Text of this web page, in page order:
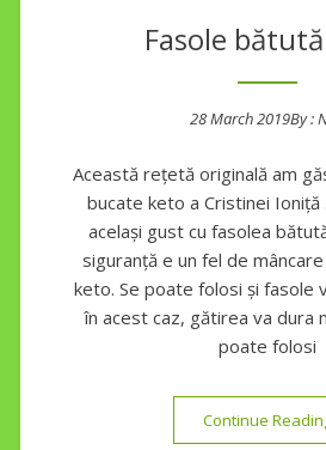
Fasole
28 March 2019By :
Această rețetă originală am
bucate keto a Cristinei
același gust cu fasolea
siguranță e un fel de
keto. Se poate folosi și fasole
în acest caz, gătirea va dura
poate folosi
Continue